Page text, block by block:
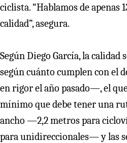
ciclista. “Hablamos de apenas
calidad”, asegura.
Según Diego García, la calidad
según cuánto cumplen con el
en rigor el año pasado—, el
mínimo que debe tener una
ancho —2,2 metros para
para unidireccionales— y las